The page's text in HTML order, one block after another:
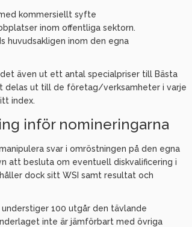
kommersiellt syfte
inom offentliga sektorn.
huvudsakligen inom den egna
även ut ett antal specialpriser till Bästa
delas ut till de företag/verksamheter i varje
index.
inför nomineringarna
svar i omröstningen på den egna
att besluta om eventuell diskvalificering i
dock sitt WSI samt resultat och
100 utgår den tävlande
inte är jämförbart med övriga